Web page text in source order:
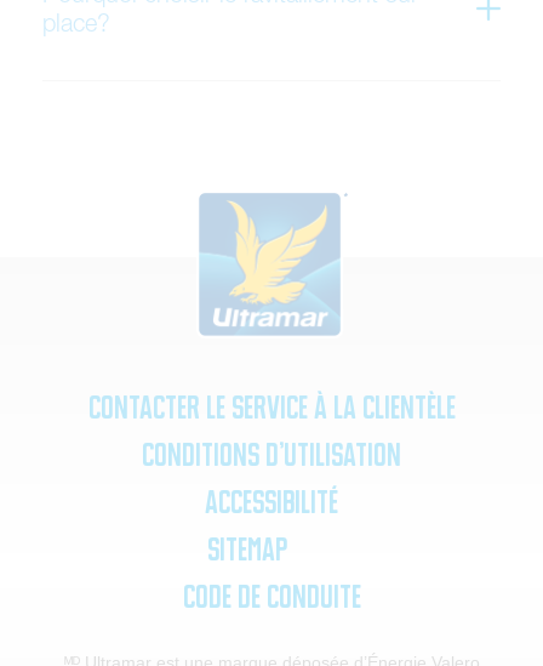
place?
Contacter le service à la clientèle
Conditions d’utilisation
Accessibilité
SiteMap
Code de Conduite